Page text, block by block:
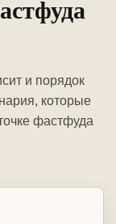
и порядок
которые
фастфуда